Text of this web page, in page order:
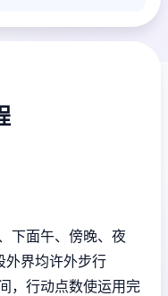
下面午、傍晚、夜
外界均许外步行
，行动点数使运用完